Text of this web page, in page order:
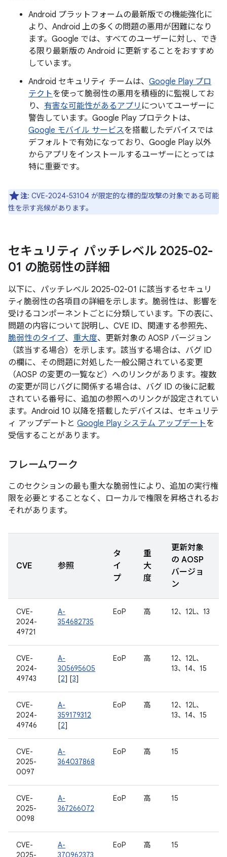
Android プラットフォームの最新版での機能強化に
より、Android 上の多くの問題の悪用が困難になり
ます。Google では、すべてのユーザーに対し、でき
る限り最新版の Android に更新することをおすすめ
しています。
Android セキュリティ チームは、 Google Play プロ
テクトを使って脆弱性の悪用を積極的に監視してお
り、 有害な可能性があるアプリ についてユーザーに
警告しています。Google Play プロテクトは、
Google モバイル サービスを搭載したデバイスでは
デフォルトで有効になっており、Google Play 以外
からアプリをインストールするユーザーにとっては
特に重要です。
注: CVE-2024-53104 が限定的な標的型攻撃の対象である可能
性を示す兆候があります。
セキュリティ パッチレベル 2025-02-
01 の脆弱性の詳細
以下に、パッチレベル 2025-02-01 に該当するセキュリ
ティ脆弱性の各項目の詳細を示します。脆弱性は、影響を
受けるコンポーネントごとに分類しています。下の表に、
問題の内容について説明し、CVE ID、関連する参照先、
脆弱性のタイプ、 重大度、更新対象の AOSP バージョン
（該当する場合）を示します。該当する場合は、バグ ID
の欄に、その問題に対処した一般公開されている変更
（AOSP の変更の一覧など）へのリンクがあります。複数
の変更が同じバグに関係する場合は、バグ ID の後に記載
されている番号に、追加の参照へのリンクが設定されてい
ます。Android 10 以降を搭載したデバイスは、セキュリテ
ィ アップデートと Google Play システム アップデートを
受信することがあります。
フレームワーク
このセクションの最も重大な脆弱性により、追加の実行権
限を必要とすることなく、ローカルで権限を昇格されるお
それがあります。
CVE 参照
タ
イ
プ
重
大
度
更新対象
の AOSP
バージョ
ン
CVE-
2024-
49721
A-
354682735
EoP 高 12、12L、13
CVE-
2024-
49743
A-
305695605
[2] [3]
EoP 高
12、12L、
13、14、15
CVE-
2024-
49746
A-
359179312
[2]
EoP 高
12、12L、
13、14、15
CVE-
2025-
0097
A-
364037868
EoP 高 15
CVE-
2025-
0098
A-
367266072
EoP 高 15
CVE-
2025-
A-
370962373
EoP 高 15